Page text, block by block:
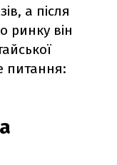
а після
ринку він
питання: